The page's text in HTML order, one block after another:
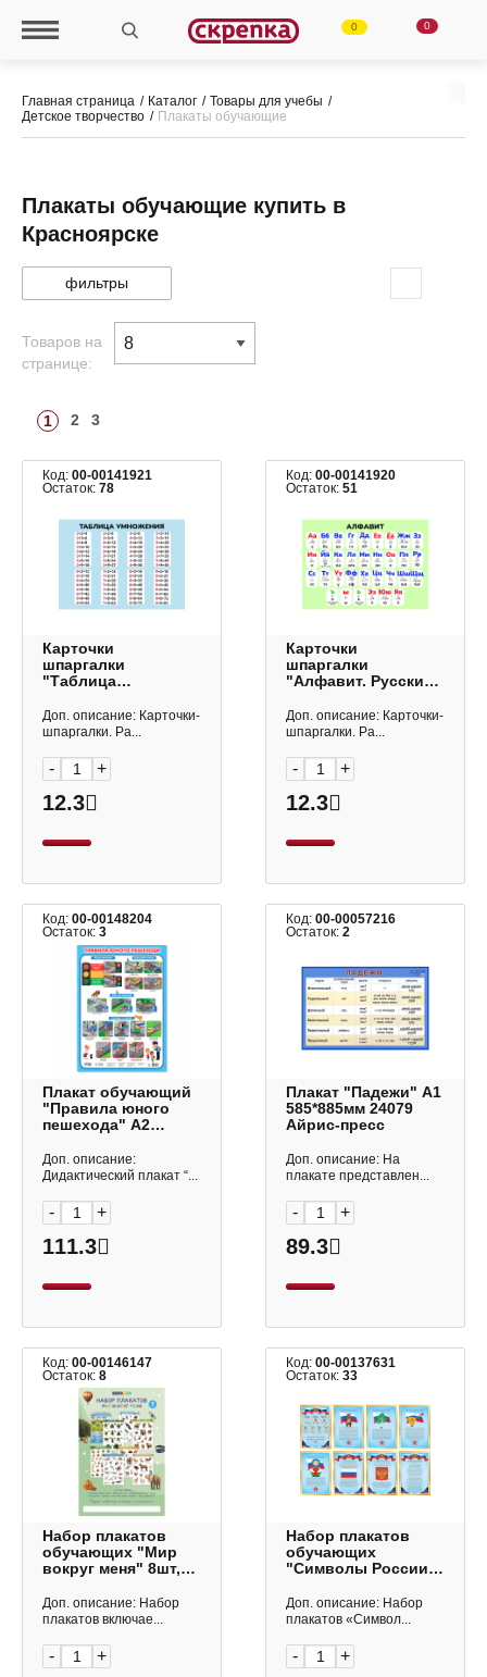
0 0
Главная страница Каталог
Товары для учебы
Детское творчество
Плакаты обучающие
Плакаты обучающие купить в
Красноярске
фильтры
Товаров на
странице:
1 2 3
Код: 00-00141921
Остаток: 78
Карточки
шпаргалки
"Таблица
148*210мм 9420
Квадра
Доп. описание: Карточки-
шпаргалки. Ра...
- +
12.3
Код:00-00141920
Остаток:51
Карточки
шпаргалки
"Алфавит. Русский"
Квадра
Доп. описание: Карточки-
шпаргалки. Ра...
- +
12.3
Код: 00-00148204
Остаток: 3
Плакат обучающий
"Правила юного
пешехода" А2
ГЕОДОМ
Доп. описание:
Дидактический плакат “...
- +
111.3
Код:00-00057216
Остаток:2
Плакат "Падежи" А1
585*885мм 24079
Айрис-пресс
Доп. описание: На
плакате представлен...
- +
89.3
Код: 00-00146147
Остаток: 8
Набор плакатов
обучающих "Мир
вокруг меня" 8шт,
8Нпдт3_34985
Hatber
Доп. описание: Набор
плакатов включае...
- +
Код:00-00137631
Остаток:33
Набор плакатов
обучающих
"Символы России"
8Нпш4 Hatber
Доп. описание: Набор
плакатов «Символ...
- +